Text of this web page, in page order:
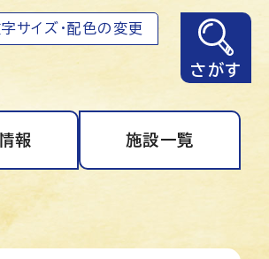
サイズ・配色の変更
さがす
報 施設一覧